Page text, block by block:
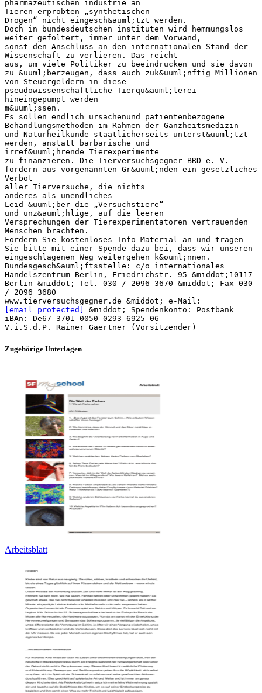
pharmazeutischen industrie an
Tieren erprobten „synthetischen
Drogen“ nicht eingesch&auml;tzt werden.
Doch in bundesdeutschen instituten wird hemmungslos
weiter gefoltert, immer unter dem Vorwand,
sonst den Anschluss an den internationalen Stand der
Wissenschaft zu verlieren. Das reicht
aus, um viele Politiker zu beeindrucken und sie davon
zu &uuml;berzeugen, dass auch zuk&uuml;nftig Millionen
von Steuergeldern in diese
pseudowissenschaftliche Tierqu&auml;lerei
hineingepumpt werden
m&uuml;ssen.
Es sollen endlich ursachenund patientenbezogene
Behandlungsmethoden im Rahmen der Ganzheitsmedizin
und Naturheilkunde staatlicherseits unterst&uuml;tzt
werden, anstatt barbarische und
irref&uuml;hrende Tierexperimente
zu finanzieren. Die Tierversuchsgegner BRD e. V.
fordern aus vorgenannten Gr&uuml;nden ein gesetzliches
Verbot
aller Tierversuche, die nichts
anderes als unendliches
Leid &uuml;ber die „Versuchstiere“
und unz&auml;hlige, auf die leeren
Versprechungen der Tierexperimentatoren vertrauenden
Menschen brachten.
Fordern Sie kostenloses Info-Material an und tragen
Sie bitte mit einer Spende dazu bei, dass wir unseren
eingeschlagenen Weg weitergehen k&ouml;nnen.
Bundesgesch&auml;ftsstelle: c/o internationales
Handelszentrum Berlin, Friedrichstr. 95 &middot;10117
Berlin &middot; Tel. 030 / 2096 3670 &middot; Fax 030
/ 2096 3680
www.tierversuchsgegner.de &middot; e-Mail:
[email protected]
&middot; Spendenkonto: Postbank
iBAn: De67 3701 0050 0293 6925 06
Zugehörige Unterlagen
Arbeitsblatt